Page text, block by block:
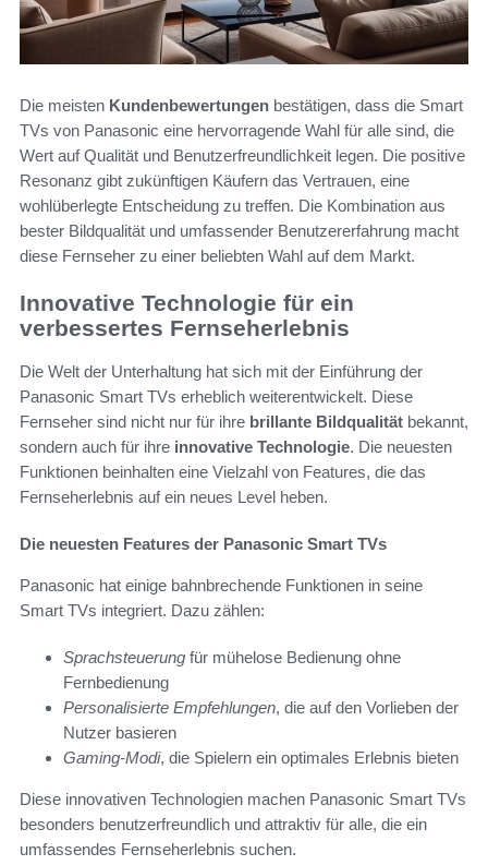
Die meisten Kundenbewertungen bestätigen, dass die Smart
TVs von Panasonic eine hervorragende Wahl für alle sind, die
Wert auf Qualität und Benutzerfreundlichkeit legen. Die positive
Resonanz gibt zukünftigen Käufern das Vertrauen, eine
wohlüberlegte Entscheidung zu treffen. Die Kombination aus
bester Bildqualität und umfassender Benutzererfahrung macht
diese Fernseher zu einer beliebten Wahl auf dem Markt.
Innovative Technologie für ein
verbessertes Fernseherlebnis
Die Welt der Unterhaltung hat sich mit der Einführung der
Panasonic Smart TVs erheblich weiterentwickelt. Diese
Fernseher sind nicht nur für ihre brillante Bildqualität bekannt,
sondern auch für ihre innovative Technologie. Die neuesten
Funktionen beinhalten eine Vielzahl von Features, die das
Fernseherlebnis auf ein neues Level heben.
Die neuesten Features der Panasonic Smart TVs
Panasonic hat einige bahnbrechende Funktionen in seine
Smart TVs integriert. Dazu zählen:
Sprachsteuerung für mühelose Bedienung ohne
Fernbedienung
Personalisierte Empfehlungen, die auf den Vorlieben der
Nutzer basieren
Gaming-Modi, die Spielern ein optimales Erlebnis bieten
Diese innovativen Technologien machen Panasonic Smart TVs
besonders benutzerfreundlich und attraktiv für alle, die ein
umfassendes Fernseherlebnis suchen.